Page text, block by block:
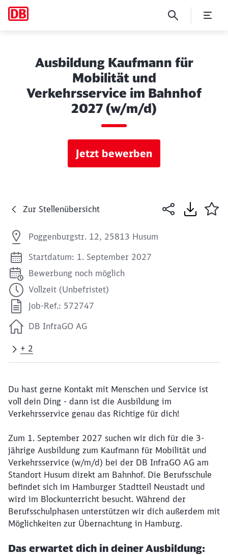
Ausbildung Kaufmann für
Mobilität und
Verkehrsservice im Bahnhof
2027 (w/m/d)
Jetzt bewerben
Zur Stellenübersicht
Poggenburgstr. 12, 25813 Husum
Startdatum: 1. September 2027
Bewerbung noch möglich
Vollzeit (Unbefristet)
Job-Ref.: 572747
DB InfraGO AG
+ 2
Du hast gerne Kontakt mit Menschen und Service ist
voll dein Ding - dann ist die Ausbildung im
Verkehrsservice genau das Richtige für dich!
Zum 1. September 2027 suchen wir dich für die 3-
jährige Ausbildung zum Kaufmann für Mobilität und
Verkehrsservice (w/m/d) bei der DB InfraGO AG am
Standort Husum direkt am Bahnhof. Die Berufsschule
befindet sich im Hamburger Stadtteil Neustadt und
wird im Blockunterricht besucht. Während der
Berufsschulphasen unterstützen wir dich außerdem mit
Möglichkeiten zur Übernachtung in Hamburg.
Das erwartet dich in deiner Ausbildung: